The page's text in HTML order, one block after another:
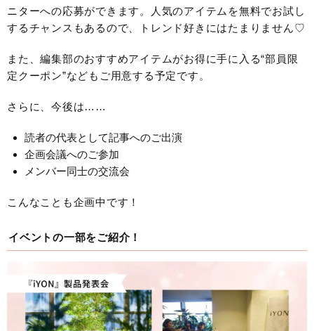
ニターへの応募ができます。人気のアイテムを無料でお試し
するチャンスもあるので、トレンド好きにはたまりません♡
また、編集部のおすすめアイテムがお得に手に入る“部員限
定クーポン”などもご用意する予定です。
さらに、今後は……
読者の代表として記事へのご出演
企画会議へのご参加
メンバー同士の交流会
こんなことも企画中です！
イベントの一部をご紹介！